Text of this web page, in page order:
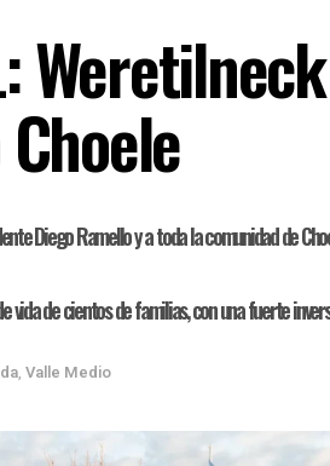
Diego Ramello y a toda la comunidad de
de cientos de familias, con una fuerte
, Valle Medio